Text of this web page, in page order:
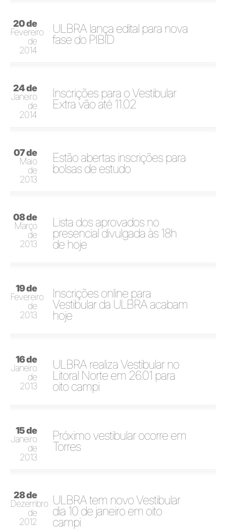
20 de
Fevereiro
de
2014
ULBRA lança edital para nova
fase do PIBID
24 de
Janeiro
de
2014
Inscrições para o Vestibular
Extra vão até 11.02
07 de
Maio
de
2013
Estão abertas inscrições para
bolsas de estudo
08 de
Março
de
2013
Lista dos aprovados no
presencial divulgada às 18h
de hoje
19 de
Fevereiro
de
2013
Inscrições online para
Vestibular da ULBRA acabam
hoje
16 de
Janeiro
de
2013
ULBRA realiza Vestibular no
Litoral Norte em 26.01 para
oito campi
15 de
Janeiro
de
2013
Próximo vestibular ocorre em
Torres
28 de
Dezembro
de
2012
ULBRA tem novo Vestibular
dia 10 de janeiro em oito
campi